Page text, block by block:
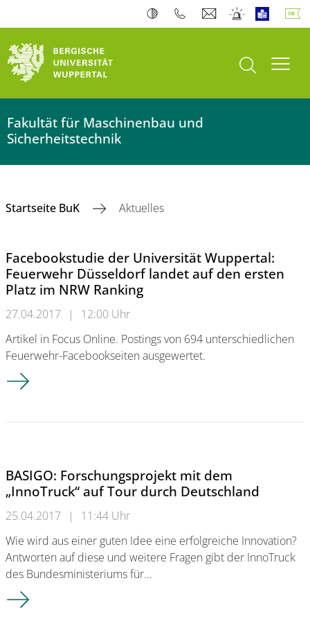
Suche öffnen
Fakultät für Maschinenbau und
Sicherheitstechnik
Startseite BuK Aktuelles
Facebookstudie der Universität Wuppertal:
Feuerwehr Düsseldorf landet auf den ersten
Platz im NRW Ranking
27.04.2017 |
12:00 Uhr
Artikel in Focus Online. Postings von 694 unterschiedlichen
Feuerwehr-Facebookseiten ausgewertet.
Facebookstudie der Universität Wuppertal: Feuerwehr
BASIGO: Forschungsprojekt mit dem
„InnoTruck“ auf Tour durch Deutschland
25.04.2017 |
11:44 Uhr
Wie wird aus einer guten Idee eine erfolgreiche Innovation?
Antworten auf diese und weitere Fragen gibt der InnoTruck
des Bundesministeriums für…
BASIGO: Forschungsprojekt mit dem „InnoTruck“ auf Tour